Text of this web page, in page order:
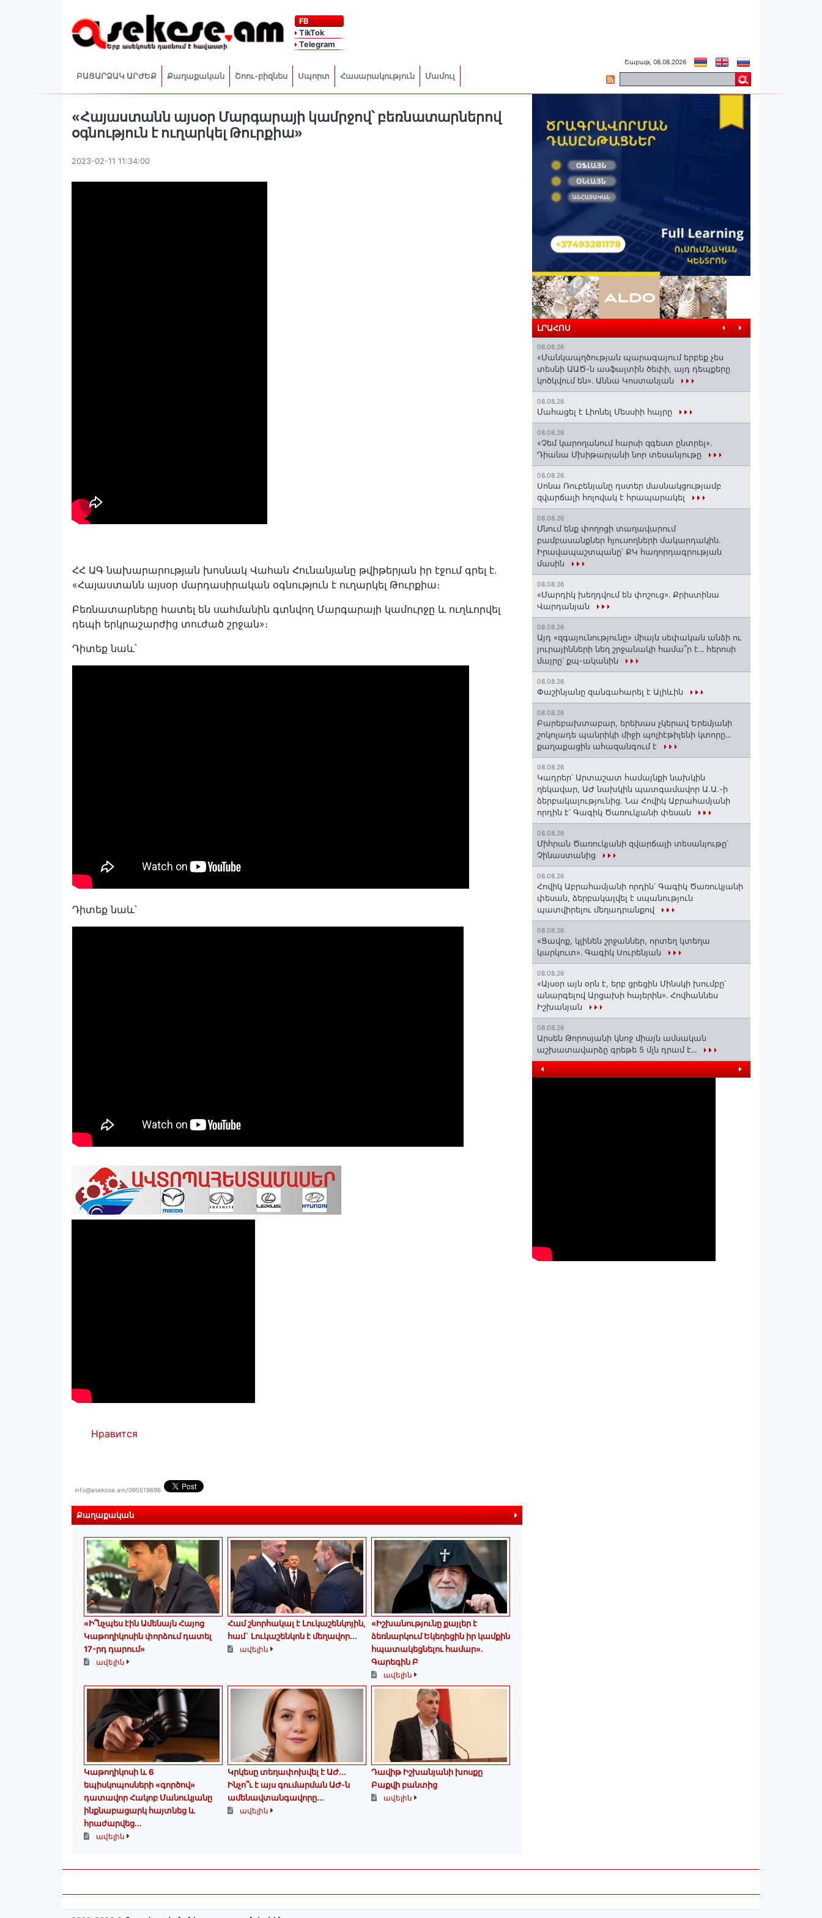
FB
TikTok
Telegram
ԲԱՑԱՐՁԱԿ ԱՐԺԵՔ Քաղաքական Շոու-բիզնես Սպորտ Հասարակություն Մամուլ
Շաբաթ, 08.08.2026
«Հայաստանն այսօր Մարգարայի կամրջով՝ բեռնատարներով
օգնություն է ուղարկել Թուրքիա»
2023-02-11 11:34:00
ՀՀ ԱԳ նախարարության խոսնակ Վահան Հունանյանը թվիթերյան իր էջում գրել է.
«Հայաստանն այսօր մարդասիրական օգնություն է ուղարկել Թուրքիա։
Բեռնատարները հատել են սահմանին գտնվող Մարգարայի կամուրջը և ուղևորվել
դեպի երկրաշարժից տուժած շրջան»։
Դիտեք նաև՝
Դիտեք նաև՝
Нравится
info@asekose.am/095519696
Քաղաքական ավելին
«Ի՞նչպես էին Ամենայն Հայոց
Կաթողիկոսին փորձում դատել
17-րդ դարում»
ավելին
Համ շնորհակալ է Լուկաշենկոյին,
համ` Լուկաշենկոն է մեղավոր․․․
ավելին
«Իշխանությունը քայլեր է
ձեռնարկում Եկեղեցին իր կամքին
հպատակեցնելու համար»․
Գարեգին Բ
ավելին
️Կաթողիկոսի և 6
եպիսկոպոսների «գործով»
դատավոր Հակոբ Մանուկյանը
ինքնաբացարկ հայտնեց և
հրաժարվեց...
ավելին
Կրկեսը տեղափոխվել է ԱԺ...
Ինչո՞ւ է այս գումարման ԱԺ-ն
ամենավտանգավորը...
ավելին
Դավիթ Իշխանյանի խոսքը
Բաքվի բանտից
ավելին
ԼՐԱՀՈՍ
08.08.26
«Մանկապղծության պարագայում երբեք չես
տեսնի ԱԱԾ-ն ասֆալտին ծեփի, այդ դեպքերը
կոծկվում են»․ Աննա Կոստանյան
08.08.26
Մահացել է Լիոնել Մեսսիի հայրը
08.08.26
«Չեմ կարողանում հարսի զգեստ ընտրել».
Դիանա Մխիթարյանի նոր տեսանյութը
08.08.26
Սոնա Ռուբենյանը դստեր մասնակցությամբ
զվարճալի հոլովակ է հրապարակել
08.08.26
Մնում ենք փողոցի տաղավարում
բամբասանքներ հյուսողների մակարդակին․
Իրավապաշտպանը՝ ՔԿ հաղորդագրության
մասին
08.08.26
«Մարդիկ խեղդվում են փոշուց»․ Քրիստինա
Վարդանյան
08.08.26
Այդ «զգայունությունը» միայն սեփական անձի ու
յուրայինների նեղ շրջանակի համա՞ր է․․․ հերոսի
մայրը՝ քպ-ականին
08.08.26
Փաշինյանը զանգահարել է Ալիևին
08.08.26
Բարեբախտաբար, երեխաս չկերավ Երեմյանի
շոկոլադե պանրիկի միջի պոլիէթիլենի կտորը․․․
քաղաքացին ահազանգում է
08.08.26
Կադրեր՝ Արտաշատ համայնքի նախկին
ղեկավար, ԱԺ նախկին պատգամավոր Ա.Ա.-ի
ձերբակալությունից. Նա Հովիկ Աբրահամյանի
որդին է՝ Գագիկ Ծառուկյանի փեսան
08.08.26
Միհրան Ծառուկյանի զվարճալի տեսանյութը՝
Չինաստանից
08.08.26
Հովիկ Աբրահամյանի որդին՝ Գագիկ Ծառուկյանի
փեսան, ձերբակալվել է սպանություն
պատվիրելու մեղադրանքով
08.08.26
«Ցավոք, կլինեն շրջաններ, որտեղ կտեղա
կարկուտ»․ Գագիկ Սուրենյան
08.08.26
«Այսօր այն օրն է, երբ ցրեցին Մինսկի խումբը՝
անարգելով Արցախի հայերին»․ Հովհաննես
Իշխանյան
08.08.26
Արսեն Թորոսյանի կնոջ միայն ամսական
աշխատավարձը գրեթե 5 մլն դրամ է․․․